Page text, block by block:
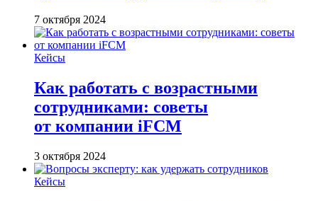
7 октября 2024
Кейсы
Как работать с возрастными
сотрудниками: советы
от компании iFCM
3 октября 2024
Кейсы